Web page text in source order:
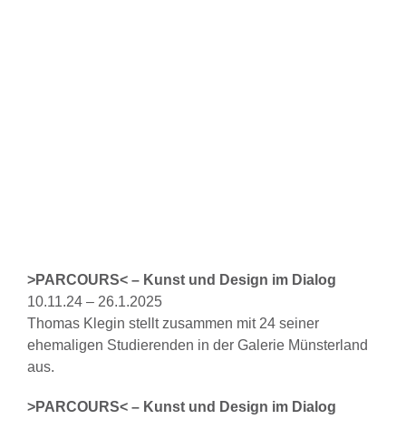
>PARCOURS< – Kunst und Design im Dialog
10.11.24 – 26.1.2025
Thomas Klegin stellt zusammen mit 24 seiner
ehemaligen Studierenden in der Galerie Münsterland
aus.
>PARCOURS< – Kunst und Design im Dialog